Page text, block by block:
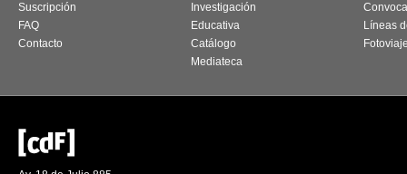
Suscripción
FAQ
Contacto
Investigación
Educativa
Catálogo
Mediateca
Líneas